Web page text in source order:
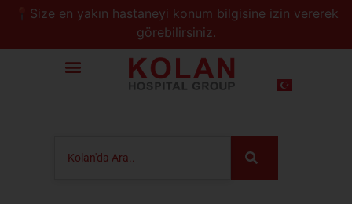
📍Size en yakın hastaneyi konum bilgisine izin vererek
görebilirsiniz.